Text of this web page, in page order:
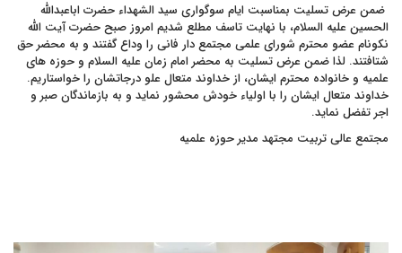
ضمن عرض تسلیت بمناسبت ایام سوگواری سید الشهداء حضرت اباعبدالله
الحسین علیه السلام، با نهایت تاسف مطلع شدیم امروز صبح حضرت آیت الله
نکونام عضو محترم شورای علمی مجتمع دار فانی را وداع گفتند و به محضر حق
شتافتند. لذا ضمن عرض تسلیت به محضر امام زمان علیه السلام و حوزه های
علمیه و خانواده محترم ایشان، از خداوند متعال علو درجاتشان را خواستاریم.
خداوند متعال ایشان را با اولیاء خودش محشور نماید و به بازماندگان صبر و
اجر تفضل نماید.
مجتمع عالی تربیت مجتهد مدیر حوزه علمیه